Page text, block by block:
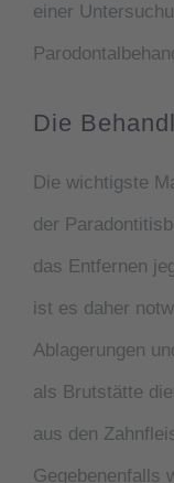
einer
Die
Die wichtigste
der
das Entfernen
ist es daher
Ablagerungen
als Brutstätte
aus den
Gegebenenfalls